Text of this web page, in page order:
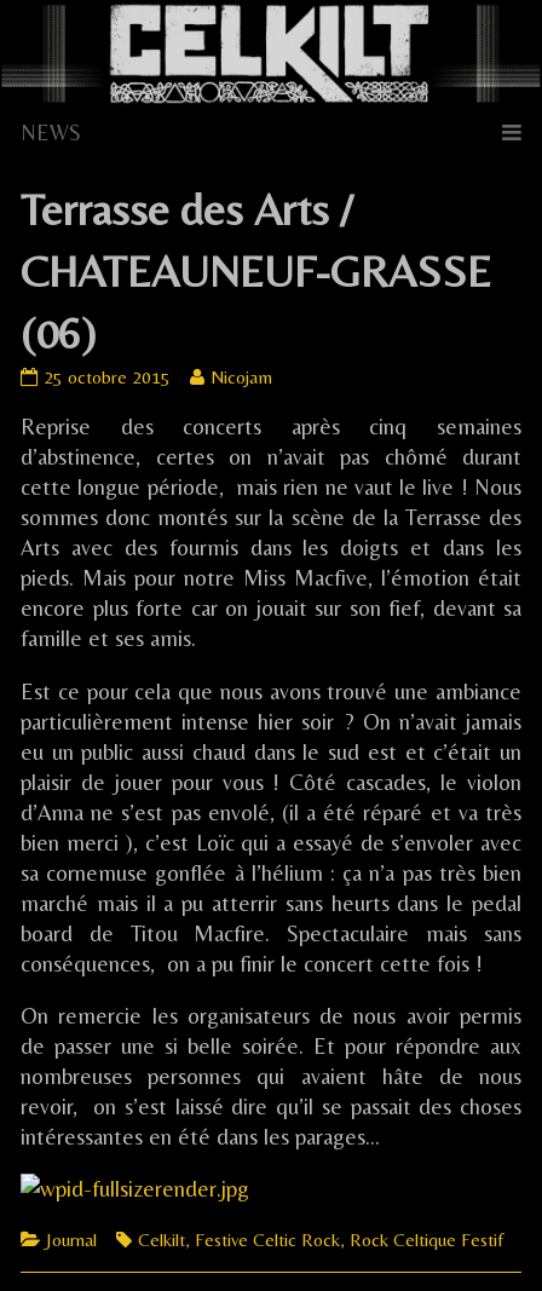
content
Terrasse des Arts /
CHATEAUNEUF-GRASSE
(06)
Terrasse
Arts
/
CHATEAUNEUF-
GRASSE
(06)
published
on
25 octobre 2015
Read
posts
by
author
of
Terrasse
des
Arts
(06),
Nicojam
Reprise des concerts après cinq semaines
d’abstinence, certes on n’avait pas chômé durant
cette longue période, mais rien ne vaut le live ! Nous
sommes donc montés sur la scène de la Terrasse des
Arts avec des fourmis dans les doigts et dans les
pieds. Mais pour notre Miss Macfive, l’émotion était
encore plus forte car on jouait sur son fief, devant sa
famille et ses amis.
Est ce pour cela que nous avons trouvé une ambiance
particulièrement intense hier soir ? On n’avait jamais
eu un public aussi chaud dans le sud est et c’était un
plaisir de jouer pour vous ! Côté cascades, le violon
d’Anna ne s’est pas envolé, (il a été réparé et va très
bien merci ), c’est Loïc qui a essayé de s’envoler avec
sa cornemuse gonflée à l’hélium : ça n’a pas très bien
marché mais il a pu atterrir sans heurts dans le pedal
board de Titou Macfire. Spectaculaire mais sans
conséquences, on a pu finir le concert cette fois !
On remercie les organisateurs de nous avoir permis
de passer une si belle soirée. Et pour répondre aux
nombreuses personnes qui avaient hâte de nous
revoir, on s’est laissé dire qu’il se passait des choses
intéressantes en été dans les parages…
Categories
Journal Tags
Celkilt, Festive Celtic Rock, Rock Celtique Festif